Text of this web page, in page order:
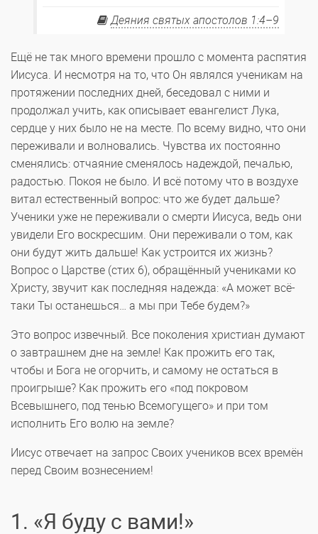
Деяния святых апостолов 1:4–9
Ещё не так много времени прошло с момента распятия
Иисуса. И несмотря на то, что Он являлся ученикам на
протяжении последних дней, беседовал с ними и
продолжал учить, как описывает евангелист Лука,
сердце у них было не на месте. По всему видно, что они
переживали и волновались. Чувства их постоянно
сменялись: отчаяние сменялось надеждой, печалью,
радостью. Покоя не было. И всё потому что в воздухе
витал естественный вопрос: что же будет дальше?
Ученики уже не переживали о смерти Иисуса, ведь они
увидели Его воскресшим. Они переживали о том, как
они будут жить дальше! Как устроится их жизнь?
Вопрос о Царстве (стих 6), обращённый учениками ко
Христу, звучит как последняя надежда: «А может всё-
таки Ты останешься… а мы при Тебе будем?»
Это вопрос извечный. Все поколения христиан думают
о завтрашнем дне на земле! Как прожить его так,
чтобы и Бога не огорчить, и самому не остаться в
проигрыше? Как прожить его «под покровом
Всевышнего, под тенью Всемогущего» и при том
исполнить Его волю на земле?
Иисус отвечает на запрос Своих учеников всех времён
перед Своим вознесением!
1. «Я буду с вами!»